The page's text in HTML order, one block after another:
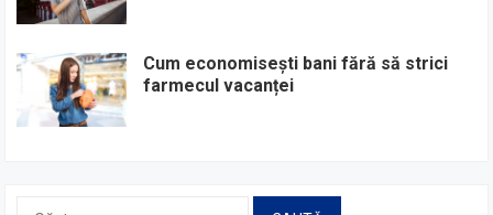
Cum economisești bani fără să strici
farmecul vacanței
Caută